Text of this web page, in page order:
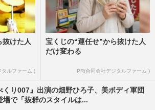
抜けた人
タルファーム )
宝くじの“運任せ”から抜けた人
だけ変わる
PR(合同会社デジタルファーム )
くり007』出演の畑野ひろ子、美ボディ軍団
場で「抜群のスタイルは...